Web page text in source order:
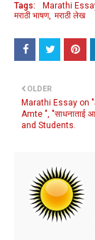
Tags: Marathi
मराठी भाषण मराठी लेख
OLDER
Marathi Essay on
Amte ", "साधनाताई
and Students.